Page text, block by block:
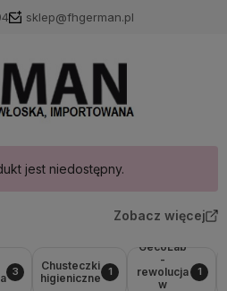
sklep@fhgerman.pl
jest niedostępny.
Zobacz więcej
3
Chusteczki
higieniczne
1
GecoLab
-
rewolucja
w
1